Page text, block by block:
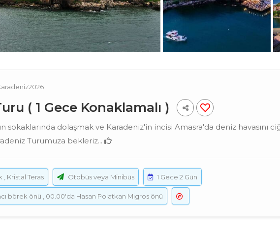
( 1 Gece Konaklamalı )
sokaklarında dolaşmak ve Karadeniz'in incisi Amasra'da deniz havasını
Turumuza bekleriz...
Kristal Teras Otobüs veya Minibüs 1 Gece 2 Gün
börek önü , 00.00'da Hasan Polatkan Migros önü